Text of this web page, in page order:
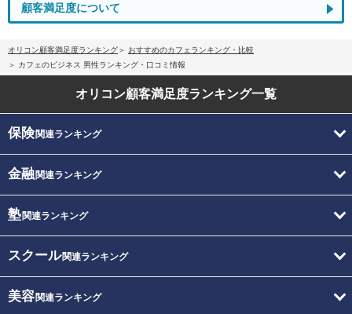
顧客満足度について
オリコン顧客満足度ランキング
おすすめのカフェランキング・比較
カフェのビジネス 男性ランキング・口コミ情報
オリコン顧客満足度ランキング一覧
保険関連ランキング
金融関連ランキング
塾関連ランキング
スクール関連ランキング
美容関連ランキング